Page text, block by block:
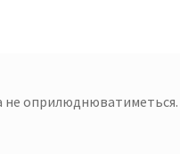
не оприлюднюватиметься.